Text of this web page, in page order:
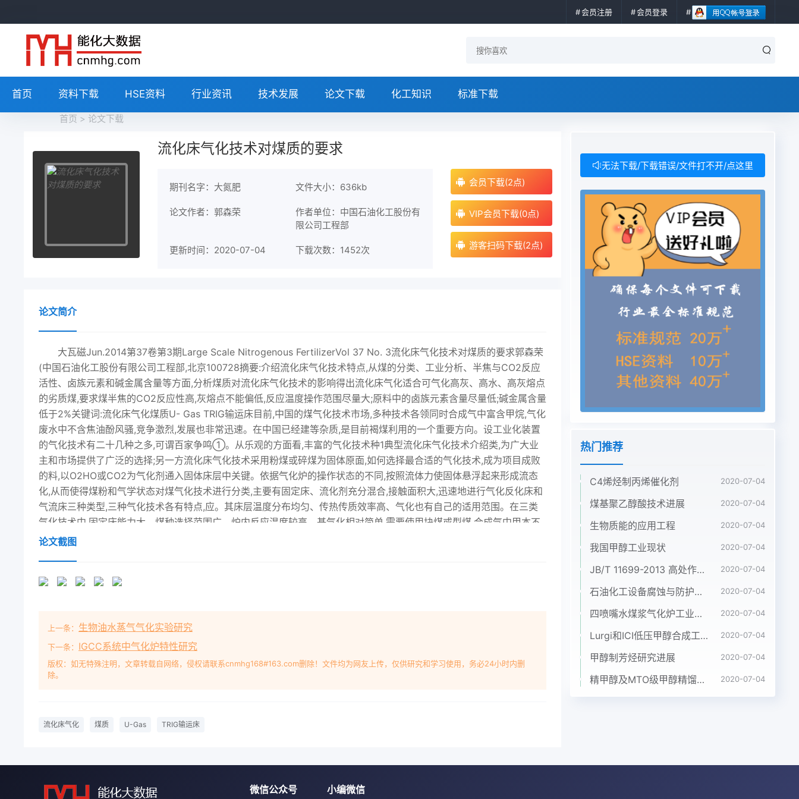
会员注册 会员登录
首页 资料下载 HSE资料 行业资讯 技术发展 论文下载 化工知识 标准下载
首页 > 论文下载
流化床气化技术对煤质的要求
期刊名字：大氮肥 文件大小：636kb
论文作者：郭森荣
作者单位：中国石油化工股份有
限公司工程部
更新时间：2020-07-04 下载次数： 1452次
会员下载(2点)
VIP会员下载(0点)
游客扫码下载(2点)
论文简介
大瓦磁Jun.2014第37卷第3期Large Scale Nitrogenous FertilizerVol 37 No. 3流化床气化技术对煤质的要求郭森荣
(中国石油化工股份有限公司工程部,北京100728摘要:介绍流化床气化技术特点,从煤的分类、工业分析、半焦与CO2反应
活性、卤族元素和碱金属含量等方面,分析煤质对流化床气化技术的影响得出流化床气化适合可气化高灰、高水、高灰熔点
的劣质煤,要求煤半焦的CO2反应性高,灰熔点不能偏低,反应温度操作范围尽量大;原料中的卤族元素含量尽量低;碱金属含量
低于2%关键词:流化床气化煤质U- Gas TRIG输运床目前,中国的煤气化技术市场,多种技术各领同时合成气中富含甲烷,气化
废水中不含焦油酚风骚,竞争激烈,发展也非常迅速。在中国已经建等杂质,是目前褐煤利用的一个重要方向。设工业化装置
的气化技术有二十几种之多,可谓百家争鸣①。从乐观的方面看,丰富的气化技术种1典型流化床气化技术介绍类,为广大业
主和市场提供了广泛的选择;另一方流化床气化技术采用粉煤或碎煤为固体原面,如何选择最合适的气化技术,成为项目成败
的料,以O2HO或CO2为气化剂通入固体床层中关键。依据气化炉的操作状态的不同,按照流体力使固体悬浮起来形成流态
化,从而使得煤粉和气学状态对煤气化技术进行分类,主要有固定床、流化剂充分混合,接触面积大,迅速地进行气化反化床和
气流床三种类型,三种气化技术各有特点,应。其床层温度分布均匀、传热传质效率高、气化也有自己的适用范围。在三类
气化技术中,固定床能力大、煤种选择范围广、炉内反应温度较高、基气化相对简单,需要使用块煤或型煤,合成气中甲本不
会产生酚类和焦油等副产物,但气体带出的烷含量高,但副产物和气化废水处理工序复杂,环细灰中含碳量较高,造成碳转化率
较有代表性的U-Cas及TRIG长焰煤等劣质煤气化,合成气中甲烷含量也较高,气化技术特点进行介绍。适用于IGCC及煤制天
劣质煤时,还存在诸多问灰团聚方式操作,流程见图1。该技术是在常压循题环流化床气化工艺的基础上发展起来的,技术突气
化原料(煤种)和下游产品是选择煤气化技术的关键因素,其中煤种适应性是选择气化技术收稿日期:2014-05-12;收到修改稿
日期:20140609的第一要素,分析清楚煤质状况,了解气化技术对作者简介:郭森荣,男,1968年9月出生,本科学历,高级工程煤
质的要求至关重要。随着我国煤化工项目的增师,毕业于东华油化工股份有限多,国内高水、高灰、低热值褐煤的利用程度
化是在炉底中心有一个氧气或空气入口,该处由于率。合成气离开TRG气化炉后,通过专门设计的氧气或空气的进入,形成局
属性对气化技术的影响灰的碳含量,大幅提高了碳转化率,拓展了流化床在工程设计过程中,原料属性的确定是非常的煤种适
论文截图
上一条： 生物油水蒸气气化实验研究
下一条： IGCC系统中气化炉特性研究
版权：如无特殊注明，文章转载自网络，侵权请联系cnmhg168#163.com删除！文件均为网友上传，仅供研究和学习使用，务必24小时内删
除。
流化床气化 煤质 U-Gas TRIG输运床
无法下载/下载错误/文件打不开/点这里
热门推荐
C4烯烃制丙烯催化剂 2020-07-04
煤基聚乙醇酸技术进展 2020-07-04
生物质能的应用工程 2020-07-04
我国甲醇工业现状 2020-07-04
JB/T 11699-2013 高处作业吊篮安装、拆卸、使用技术规程 2020-07-04
石油化工设备腐蚀与防护参考书十本免费下载，绝版珍藏 2020-07-04
四喷嘴水煤浆气化炉工业应用情况简介 2020-07-04
Lurgi和ICI低压甲醇合成工艺比较 2020-07-04
甲醇制芳烃研究进展 2020-07-04
精甲醇及MTO级甲醇精馏工艺技术进展 2020-07-04
微信公众号 小编微信